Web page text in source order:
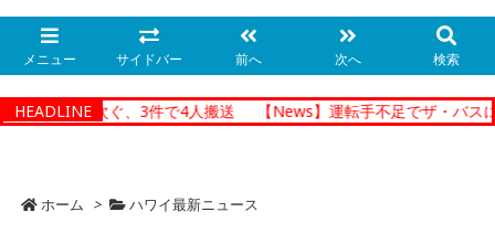
メニュー サイドバー 前へ 次へ 検索
HEADLINE
事故相次ぐ、3件で4人搬送 【News】運転手不足でザ・バスに遅
ホーム > ハワイ最新ニュース